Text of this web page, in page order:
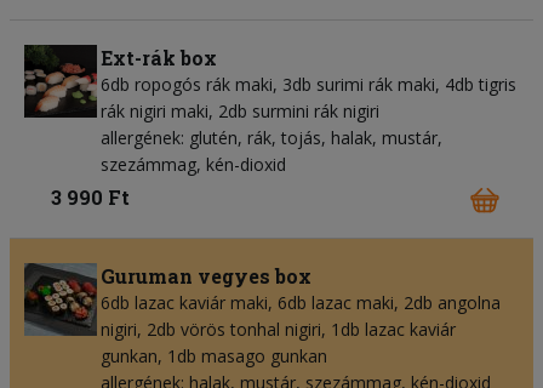
Ext-rák box
6db ropogós rák maki, 3db surimi rák maki, 4db tigris
rák nigiri maki, 2db surmini rák nigiri
allergének: glutén, rák, tojás, halak, mustár,
szezámmag, kén-dioxid
3 990 Ft
Guruman vegyes box
6db lazac kaviár maki, 6db lazac maki, 2db angolna
nigiri, 2db vörös tonhal nigiri, 1db lazac kaviár
gunkan, 1db masago gunkan
allergének: halak, mustár, szezámmag, kén-dioxid